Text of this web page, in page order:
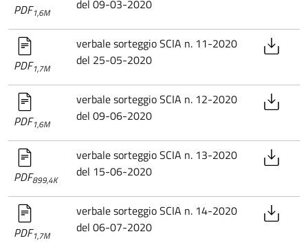
PDF1,6M
del 09-03-2020
PDF1,7M
verbale sorteggio SCIA n. 11-2020
del 25-05-2020
PDF1,6M
verbale sorteggio SCIA n. 12-2020
del 09-06-2020
PDF899,4K
verbale sorteggio SCIA n. 13-2020
del 15-06-2020
PDF1,7M
verbale sorteggio SCIA n. 14-2020
del 06-07-2020